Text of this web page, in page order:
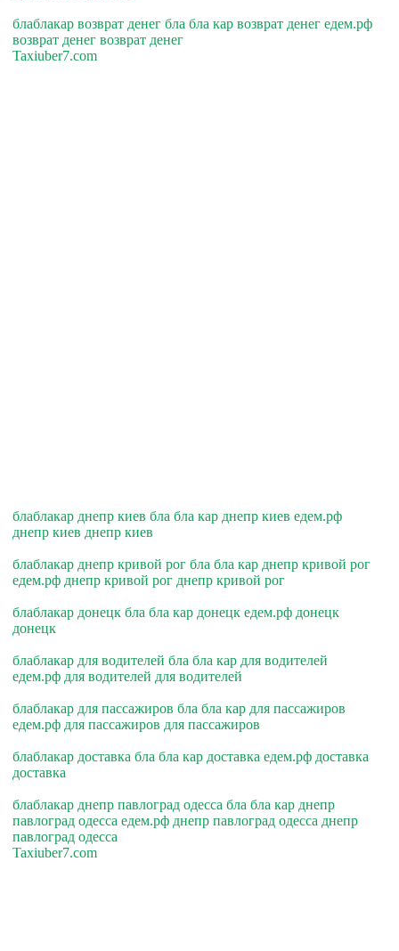
блаблакар возврат денег бла бла кар возврат денег едем.рф
возврат денег возврат денег
Taxiuber7.com
блаблакар днепр киев бла бла кар днепр киев едем.рф
днепр киев днепр киев
блаблакар днепр кривой рог бла бла кар днепр кривой рог
едем.рф днепр кривой рог днепр кривой рог
блаблакар донецк бла бла кар донецк едем.рф донецк
донецк
блаблакар для водителей бла бла кар для водителей
едем.рф для водителей для водителей
блаблакар для пассажиров бла бла кар для пассажиров
едем.рф для пассажиров для пассажиров
блаблакар доставка бла бла кар доставка едем.рф доставка
доставка
блаблакар днепр павлоград одесса бла бла кар днепр
павлоград одесса едем.рф днепр павлоград одесса днепр
павлоград одесса
Taxiuber7.com